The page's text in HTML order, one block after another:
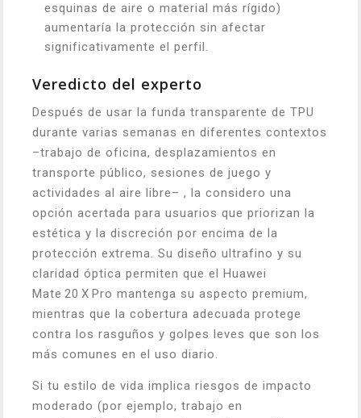
esquinas de aire o material más rígido)
aumentaría la protección sin afectar
significativamente el perfil.
Veredicto del experto
Después de usar la funda transparente de TPU
durante varias semanas en diferentes contextos
–trabajo de oficina, desplazamientos en
transporte público, sesiones de juego y
actividades al aire libre– , la considero una
opción acertada para usuarios que priorizan la
estética y la discreción por encima de la
protección extrema. Su diseño ultrafino y su
claridad óptica permiten que el Huawei
Mate 20 X Pro mantenga su aspecto premium,
mientras que la cobertura adecuada protege
contra los rasguños y golpes leves que son los
más comunes en el uso diario.
Si tu estilo de vida implica riesgos de impacto
moderado (por ejemplo, trabajo en